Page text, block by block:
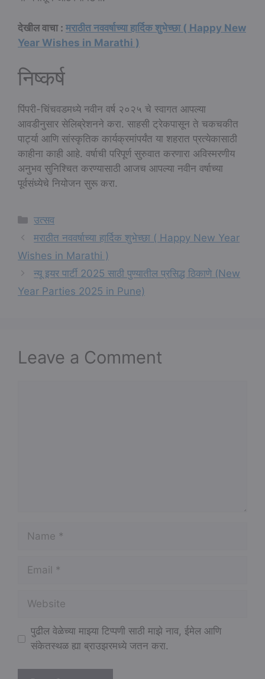
देखील वाचा : मराठीत नववर्षाच्या हार्दिक शुभेच्छा ( Happy New
Year Wishes in Marathi )
निष्कर्ष
पिंपरी-चिंचवडमध्ये नवीन वर्ष २०२५ चे स्वागत आपल्या
आवडीनुसार सेलिब्रेशनने करा. साहसी ट्रेकपासून ते चकचकीत
पार्ट्या आणि सांस्कृतिक कार्यक्रमांपर्यंत या शहरात प्रत्येकासाठी
काहीना काही आहे. वर्षाची परिपूर्ण सुरुवात करणारा अविस्मरणीय
अनुभव सुनिश्चित करण्यासाठी आजच आपल्या नवीन वर्षाच्या
पूर्वसंध्येचे नियोजन सुरू करा.
Categories
उत्सव
मराठीत नववर्षाच्या हार्दिक शुभेच्छा ( Happy New Year
Wishes in Marathi )
न्यू इयर पार्टी 2025 साठी पुण्यातील प्रसिद्ध ठिकाणे (New
Year Parties 2025 in Pune)
Leave a Comment
पुढील वेळेच्या माझ्या टिप्पणी साठी माझे नाव, ईमेल आणि
संकेतस्थळ ह्या ब्राउझरमध्ये जतन करा.